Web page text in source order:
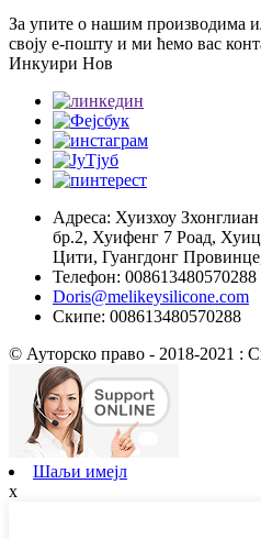
За упите о нашим производима
своју е-пошту и ми ћемо вас
Инкуири Нов
Адреса: Хуизхоу
бр.2, Хуифенг 7 Роад,
Цити, Гуангдонг
Телефон: 008613480570288
Doris@melikeysilicone.com
Скипе: 008613480570288
© Ауторско право - 2018-2021 :
Шаљи имејл
x